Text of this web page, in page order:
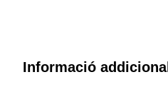
Informació addicional